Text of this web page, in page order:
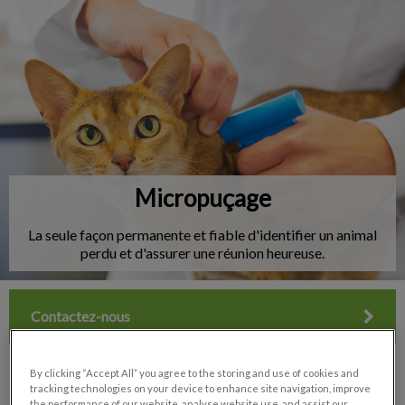
IvcPractices.HeaderNav.Search.Label
Micropuçage
La seule façon permanente et fiable d'identifier un animal
perdu et d'assurer une réunion heureuse.
Contactez-nous
By clicking “Accept All” you agree to the storing and use of cookies and
tracking technologies on your device to enhance site navigation, improve